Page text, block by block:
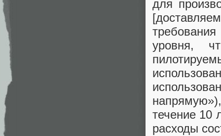
для
уровня,
течение 10
расходы